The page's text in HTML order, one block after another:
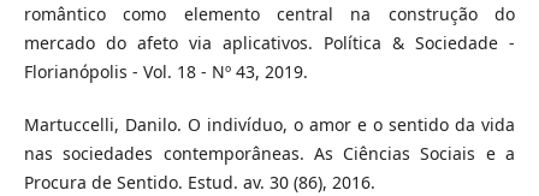
romântico como elemento central na construção do
mercado do afeto via aplicativos. Política & Sociedade -
Florianópolis - Vol. 18 - Nº 43, 2019.
Martuccelli, Danilo. O indivíduo, o amor e o sentido da vida
nas sociedades contemporâneas. As Ciências Sociais e a
Procura de Sentido. Estud. av. 30 (86), 2016.